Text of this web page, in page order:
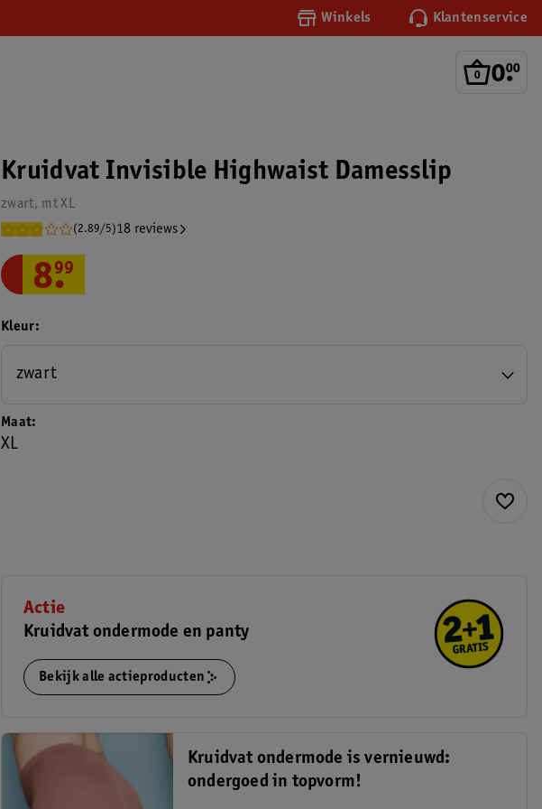
Winkels Klantenservice
0.
00
Kruidvat Invisible Highwaist Damesslip
zwart, mt XL
(2.89/5)18 reviews
8.
99
Maat
XL
Kleur
zwart
Actie
Kruidvat ondermode en panty
Bekijk alle actieproducten
Kruidvat ondermode is vernieuwd:
ondergoed in topvorm!